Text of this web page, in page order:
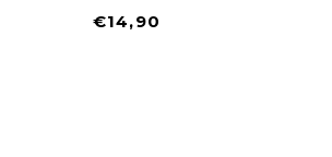
€14,90